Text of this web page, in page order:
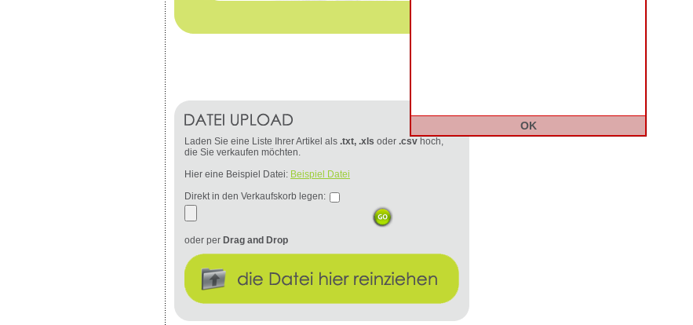
Laden Sie eine Liste Ihrer Artikel als .txt, .xls oder .csv hoch,
die Sie verkaufen möchten.
Hier eine Beispiel Datei: Beispiel Datei
Direkt in den Verkaufskorb legen:
oder per Drag and Drop
OK